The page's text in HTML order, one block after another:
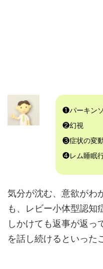
❶パーキン
❷幻視
❸症状の変
❹レム睡眠
気分が沈む、意欲がわ
も、レビー小体型認知
しかけても返事が返っ
を話し続けるといった